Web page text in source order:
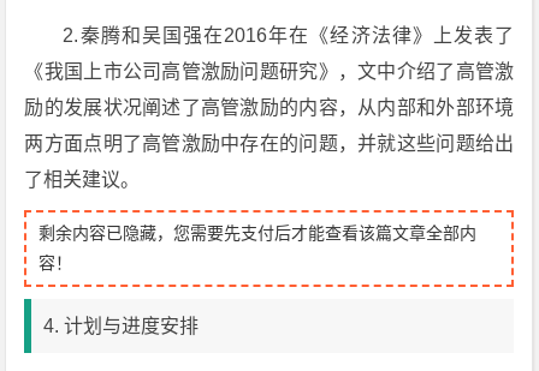
2.秦腾和吴国强在2016年在《经济法律》上发表了
《我国上市公司高管激励问题研究》，文中介绍了高管激
励的发展状况阐述了高管激励的内容，从内部和外部环境
两方面点明了高管激励中存在的问题，并就这些问题给出
了相关建议。
剩余内容已隐藏，您需要先支付后才能查看该篇文章全部内
容！
4. 计划与进度安排